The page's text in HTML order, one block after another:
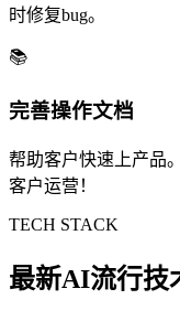
时修复bug。
📚
完善操作文档
帮助客户快速上产品
客户运营！
TECH STACK
最新AI流行技